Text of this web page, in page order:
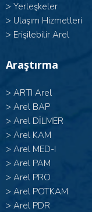
> Yerleşkeler
> Ulaşım Hizmetleri
> Erişilebilir Arel
Araştırma
> ARTI Arel
> Arel BAP
> Arel DİLMER
> Arel KAM
> Arel MED-I
> Arel PAM
> Arel PRO
> Arel POTKAM
> Arel PDR